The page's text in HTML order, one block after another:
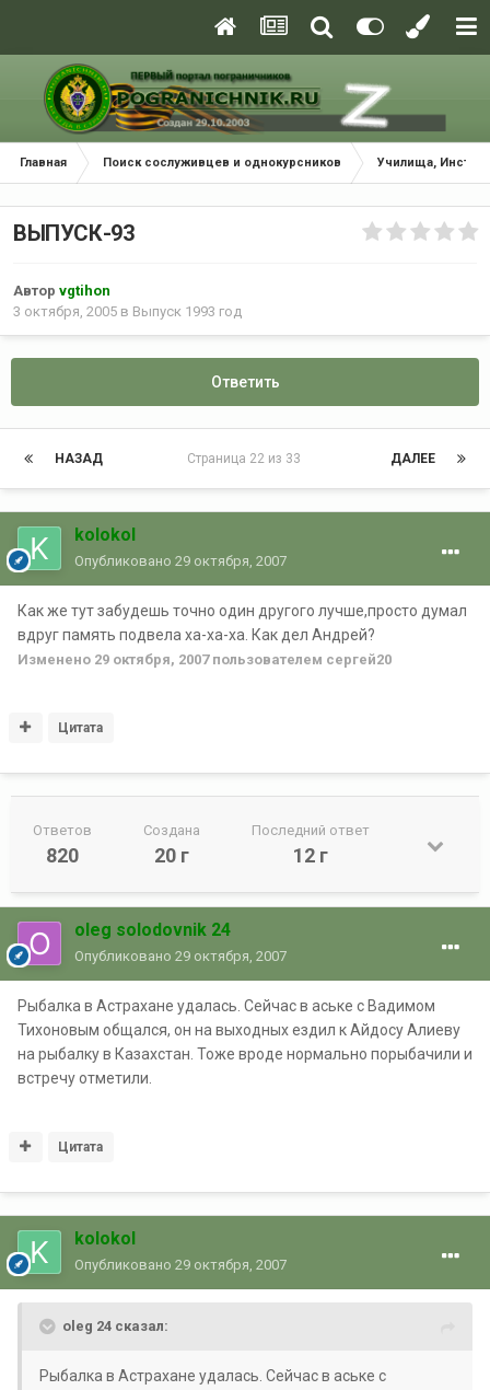
Главная Поиск сослуживцев и однокурсников Училища,
ВЫПУСК-93
Автор vgtihon
3 октября, 2005 в Выпуск 1993 год
Ответить
НАЗАД ДАЛЕЕ
Страница 22 из 33
kolokol
Опубликовано 29 октября, 2007
Как же тут забудешь точно один другого лучше,просто думал
вдруг память подвела ха-ха-ха. Как дел Андрей?
Изменено 29 октября, 2007пользователем сергей20
Цитата
Ответов
820
Создана
20 г
Последний ответ
12 г
oleg solodovnik 24
Опубликовано 29 октября, 2007
Рыбалка в Астрахане удалась. Сейчас в аське с Вадимом
Тихоновым общался, он на выходных ездил к Айдосу Алиеву
на рыбалку в Казахстан. Тоже вроде нормально порыбачили и
встречу отметили.
Цитата
kolokol
Опубликовано 29 октября, 2007
oleg 24 сказал:
Рыбалка в Астрахане удалась. Сейчас в аське с